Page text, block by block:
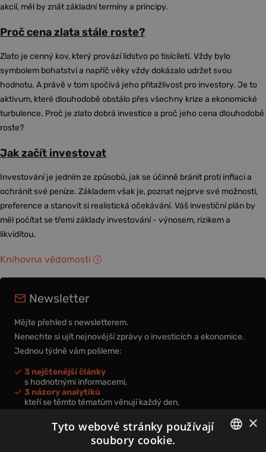
akcií, měl by znát základní termíny a principy.
Proč cena zlata stále roste?
Zlato je cenný kov, který provází lidstvo po tisíciletí. Vždy bylo
symbolem bohatství a napříč věky vždy dokázalo udržet svou
hodnotu. A právě v tom spočívá jeho přitažlivost pro investory. Je to
aktivum, které dlouhodobě obstálo přes všechny krize a ekonomické
turbulence. Proč je zlato dobrá investice a proč jeho cena dlouhodobě
roste?
Jak začít investovat
Investování je jedním ze způsobů, jak se účinně bránit proti inflaci a
ochránit své peníze. Základem však je, poznat nejprve své možnosti,
preference a stanovit si realistická očekávání. Váš investiční plán by
měl počítat se třemi základy investování - výnosem, rizikem a
likviditou.
Knihovna vědomostí
Newsletter
Mějte přehled s newsletterem.
Nenechte si ujít nejnovější zprávy o investicích a ekonomice.
Jednou týdně vám pošleme:
3 nejčtenější články
s hodnotnými informacemi,
3 názory analytiků
kteří se těmto tématům věnují každý den,
nová videa a podcasty
k prohloubení vašich znalostí.
×
Tyto webové stránky používají
soubory cookie.